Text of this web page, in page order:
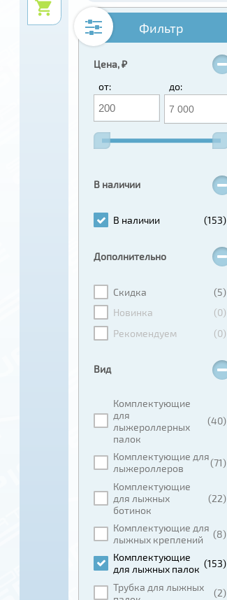
Фильтр
Цена, ₽
от:
до:
В наличии
В наличии (153)
Дополнительно
Скидка
(5)
Новинка
(0)
Рекомендуем
(0)
Вид
Комплектующие
для
лыжероллерных
палок
(40)
Комплектующие для
лыжероллеров
(71)
Комплектующие
для лыжных
ботинок
(22)
Комплектующие для
лыжных креплений
(8)
Комплектующие
для лыжных палок (153)
Трубка для лыжных
(2)